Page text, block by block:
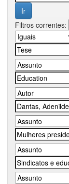
Filtros correntes: